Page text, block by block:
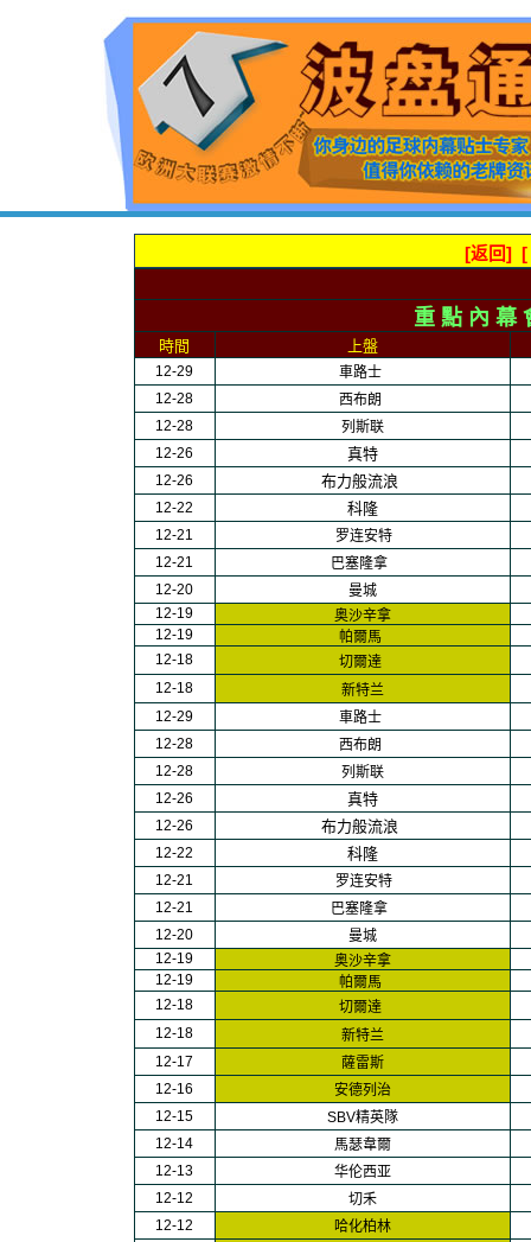
[返回 ] [
重 點 內 幕
時間 上盤
12-29
車路士
12-28
西布朗
12-28
列斯联
12-26 真特
12-26 布力般流浪
12-22 科隆
12-21
罗连安特
12-21
巴塞隆拿
12-20
曼城
12-19
奥沙辛拿
12-19
帕爾馬
12-18
切爾達
12-18
新特兰
12-29
車路士
12-28
西布朗
12-28
列斯联
12-26 真特
12-26 布力般流浪
12-22 科隆
12-21
罗连安特
12-21
巴塞隆拿
12-20
曼城
12-19
奥沙辛拿
12-19
帕爾馬
12-18
切爾達
12-18
新特兰
12-17
薩雷斯
12-16
安德列治
12-15
SBV精英隊
12-14
馬瑟韋爾
12-13
华伦西亚
12-12
切禾
12-12
哈化柏林